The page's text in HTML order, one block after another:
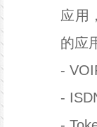
应用
的应
-
-